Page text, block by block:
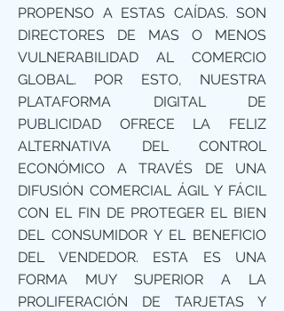
PROPENSO A ESTAS CAÍDAS. SON
DIRECTORES DE MAS O MENOS
VULNERABILIDAD AL COMERCIO
GLOBAL. POR ESTO, NUESTRA
PLATAFORMA DIGITAL DE
PUBLICIDAD OFRECE LA FELIZ
ALTERNATIVA DEL CONTROL
ECONÓMICO A TRAVÉS DE UNA
DIFUSIÓN COMERCIAL ÁGIL Y FÁCIL
CON EL FIN DE PROTEGER EL BIEN
DEL CONSUMIDOR Y EL BENEFICIO
DEL VENDEDOR. ESTA ES UNA
FORMA MUY SUPERIOR A LA
PROLIFERACIÓN DE TARJETAS Y